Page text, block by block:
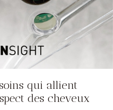
qui allient
des cheveux